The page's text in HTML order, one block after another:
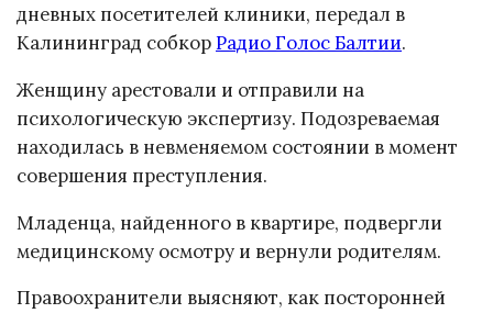
дневных посетителей клиники, передал в
Калининград собкорРадио Голос Балтии.
Женщину арестовали и отправили на
психологическую экспертизу. Подозреваемая
находилась в невменяемом состоянии в момент
совершения преступления.
Младенца, найденного в квартире, подвергли
медицинскому осмотру и вернули родителям.
Правоохранители выясняют, как посторонней